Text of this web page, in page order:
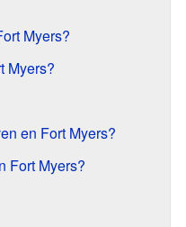
Myers?
Myers?
en Fort Myers?
Fort Myers?